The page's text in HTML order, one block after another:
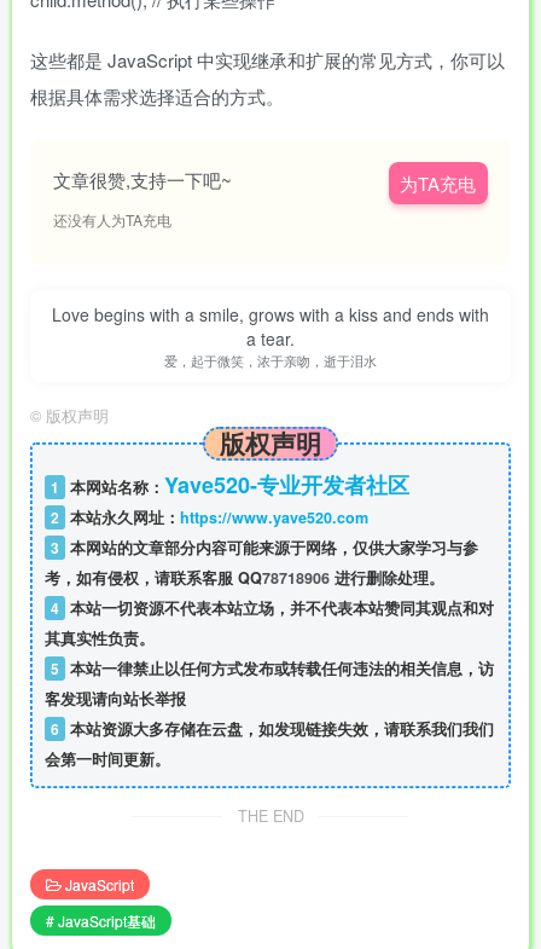
这些都是 JavaScript 中实现继承和扩展的常见方式，你可以
根据具体需求选择适合的方式。
文章很赞,支持一下吧~
还没有人为TA充电
为TA充电
Love begins with a smile, grows with a kiss and ends with
a tear.
爱，起于微笑，浓于亲吻，逝于泪水
© 版权声明
版权声明
1 本网站名称： Yave520-专业开发者社区
2 本站永久网址： https://www.yave520.com
3 本网站的文章部分内容可能来源于网络，仅供大家学习与参
考，如有侵权，请联系客服 QQ78718906 进行删除处理。
4 本站一切资源不代表本站立场，并不代表本站赞同其观点和对
其真实性负责。
5 本站一律禁止以任何方式发布或转载任何违法的相关信息，访
客发现请向站长举报
6 本站资源大多存储在云盘，如发现链接失效，请联系我们我们
会第一时间更新。
THE END
JavaScript
# JavaScript基础